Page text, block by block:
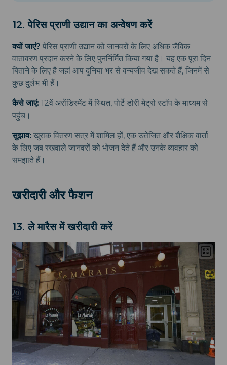
12. पेरिस प्राणी उद्यान का अन्वेषण करें
क्यों जाएं? पेरिस प्राणी उद्यान को जानवरों के लिए अधिक जैविक
वातावरण प्रदान करने के लिए पुनर्निर्मित किया गया है। यह एक पूरा दिन
बिताने के लिए है जहां आप दुनिया भर से वन्यजीव देख सकते हैं, जिनमें से
कुछ दुर्लभ भी हैं।
कैसे जाएं: 12वें अरोंडिस्मेंट में स्थित, पोर्टे डोरी मेट्रो स्टॉप के माध्यम से
पहुंच।
सुझाव: खुराक वितरण सत्र में शामिल हों, एक उत्तेजित और शैक्षिक वार्ता
के लिए जब रखवाले जानवरों को भोजन देते हैं और उनके व्यवहार को
समझाते हैं।
खरीदारी और फैशन
13. ले मारैस में खरीदारी करें